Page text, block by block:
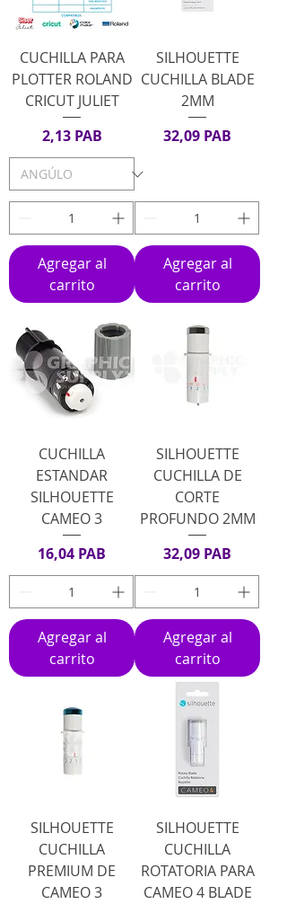
CUCHILLA PARA
PLOTTER ROLAND
CRICUT JULIET
Precio
2,13 PAB
Agregar al
carrito
SILHOUETTE
CUCHILLA BLADE
2MM
Precio
32,09 PAB
Agregar al
carrito
CUCHILLA
ESTANDAR
SILHOUETTE
CAMEO 3
Precio
16,04 PAB
Agregar al
carrito
SILHOUETTE
CUCHILLA DE
CORTE
PROFUNDO 2MM
Precio
32,09 PAB
Agregar al
carrito
SILHOUETTE
CUCHILLA
PREMIUM DE
CAMEO 3
SILHOUETTE
CUCHILLA
ROTATORIA PARA
CAMEO 4 BLADE